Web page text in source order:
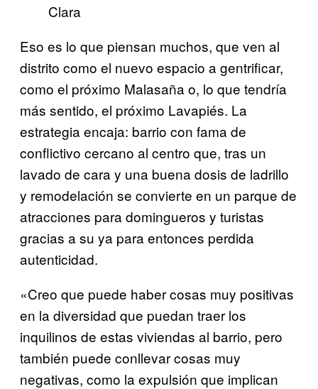
Clara
Eso es lo que piensan muchos, que ven al
distrito como el nuevo espacio a gentrificar,
como el próximo Malasaña o, lo que tendría
más sentido, el próximo Lavapiés. La
estrategia encaja: barrio con fama de
conflictivo cercano al centro que, tras un
lavado de cara y una buena dosis de ladrillo
y remodelación se convierte en un parque de
atracciones para domingueros y turistas
gracias a su ya para entonces perdida
autenticidad.
«Creo que puede haber cosas muy positivas
en la diversidad que puedan traer los
inquilinos de estas viviendas al barrio, pero
también puede conllevar cosas muy
negativas, como la expulsión que implican